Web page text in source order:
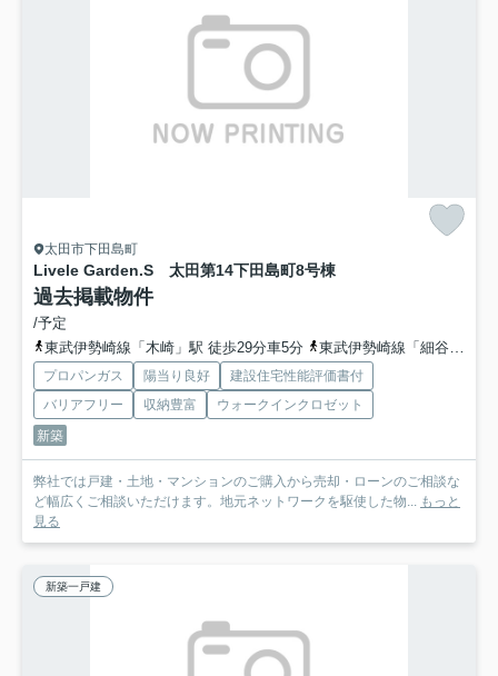
太田市下田島町
Livele Garden.S 太田第14下田島町8号棟
過去掲載物件
/予定
東武伊勢崎線「木崎」駅 徒歩29分車5分
東武伊勢崎線「細谷」駅 徒歩37分
プロパンガス 陽当り良好
建設住宅性能評価書付
バリアフリー
収納豊富
ウォークインクロゼット
新築
弊社では戸建・土地・マンションのご購入から売却・ローンのご相談な
ど幅広くご相談いただけます。地元ネットワークを駆使した物... もっと
見る
新築一戸建